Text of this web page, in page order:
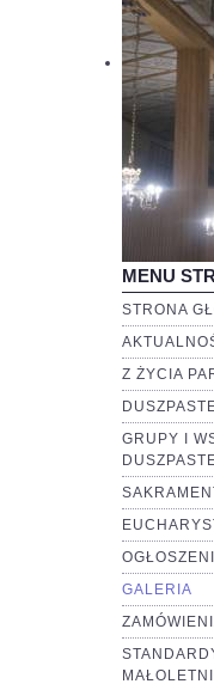
MENU
STRONA
Z ŻYCIA
GRUPY I
GALERIA